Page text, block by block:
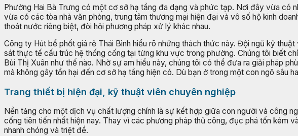
Phường Hai Bà Trưng có một cơ sở hạ tầng đa dạng và phức tạp. Nơi đây vừa
vừa có các tòa nhà văn phòng, trung tâm thương mại hiện đại và vô số hộ kinh
thoát nước riêng biệt, đòi hỏi phương pháp xử lý khác nhau.
Công ty Hút bể phốt giá rẻ Thái Bình hiểu rõ những thách thức này. Đội ngũ kỹ
sát thực tế cấu trúc hệ thống cống tại từng khu vực trong phường. Chúng tôi biết
Bùi Thị Xuân như thế nào. Nhờ sự am hiểu này, chúng tôi có thể đưa ra giải pháp
mà không gây tổn hại đến cơ sở hạ tầng hiện có. Dù bạn ở trong một con ngõ sâu
Trang thiết bị hiện đại, kỹ thuật viên chuyên nghiệp
Nền tảng cho một dịch vụ chất lượng chính là sự kết hợp giữa con người và công
cống tiên tiến nhất hiện nay. Thay vì các phương pháp thủ công, đục phá tốn
nhanh chóng và triệt để.